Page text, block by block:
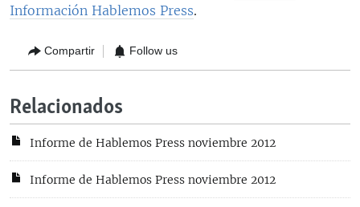
Información Hablemos Press.
Compartir Follow us
Relacionados
Informe de Hablemos Press noviembre 2012
Informe de Hablemos Press noviembre 2012